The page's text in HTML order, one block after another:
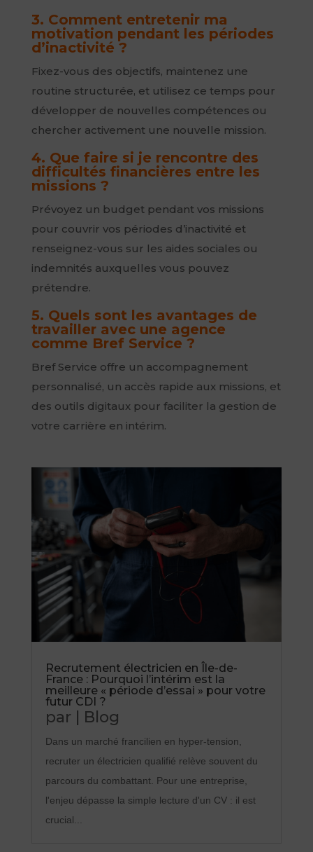
3. Comment entretenir ma
motivation pendant les périodes
d’inactivité ?
Fixez-vous des objectifs, maintenez une
routine structurée, et utilisez ce temps pour
développer de nouvelles compétences ou
chercher activement une nouvelle mission.
4. Que faire si je rencontre des
difficultés financières entre les
missions ?
Prévoyez un budget pendant vos missions
pour couvrir vos périodes d’inactivité et
renseignez-vous sur les aides sociales ou
indemnités auxquelles vous pouvez
prétendre.
5. Quels sont les avantages de
travailler avec une agence
comme Bref Service ?
Bref Service offre un accompagnement
personnalisé, un accès rapide aux missions, et
des outils digitaux pour faciliter la gestion de
votre carrière en intérim.
Recrutement électricien en Île-de-
France : Pourquoi l’intérim est la
meilleure « période d’essai » pour votre
futur CDI ?
par | Blog
Dans un marché francilien en hyper-tension,
recruter un électricien qualifié relève souvent du
parcours du combattant. Pour une entreprise,
l'enjeu dépasse la simple lecture d'un CV : il est
crucial...